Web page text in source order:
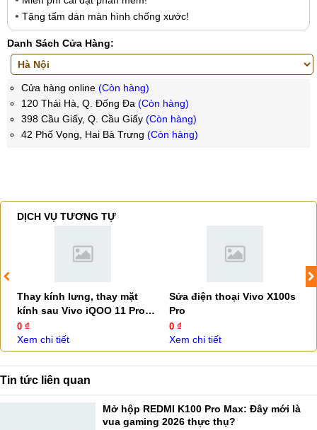
Tặng tấm dán màn hình chống xước!
Danh Sách Cửa Hàng:
Cửa hàng online (Còn hàng)
120 Thái Hà, Q. Đống Đa (Còn hàng)
398 Cầu Giấy, Q. Cầu Giấy (Còn hàng)
42 Phố Vọng, Hai Bà Trưng (Còn hàng)
DỊCH VỤ TƯƠNG TỰ
Thay kính lưng, thay mặt
kính sau Vivo iQOO 11 Pro
5G
0 ₫
Xem chi tiết
Sửa điện thoại Vivo X100s
Pro
0 ₫
Xem chi tiết
Tin tức liên quan
Mở hộp REDMI K100 Pro Max: Đây mới là
vua gaming 2026 thực thụ?